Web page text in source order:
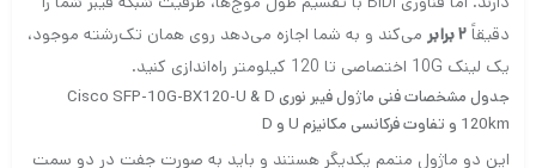
دقیقاً ۲ برابر
می‌کند و به شما اجازه می‌دهد روی همان تک‌رشته موجود،
یک لینک 10G اختصاصی تا 120 کیلومتر راه‌اندازی کنید.
جدول مشخصات فنی ماژول فیبر نوری Cisco SFP-10G-BX120-U & D
120km و تفاوت فرکانسی مکانیزم U و D
این دو ماژول متمم یکدیگر هستند و باید به صورت جفت در دو سمت